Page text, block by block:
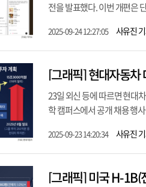
전을 발표했다. 이번 개편은
2025-09-24 12:27:05 사유진
[그래픽] 현대자동차
23일 외신 등에 따르면 현대
학 캠퍼스에서 공개 채용 행
2025-09-23 14:20:34 사유진
[그래픽] 미국 H-1B(